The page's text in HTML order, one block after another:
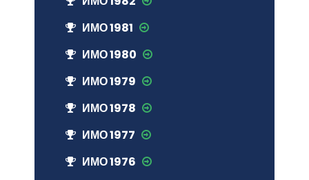
ИМО 1981
ИМО 1980
ИМО 1979
ИМО 1978
ИМО 1977
ИМО 1976